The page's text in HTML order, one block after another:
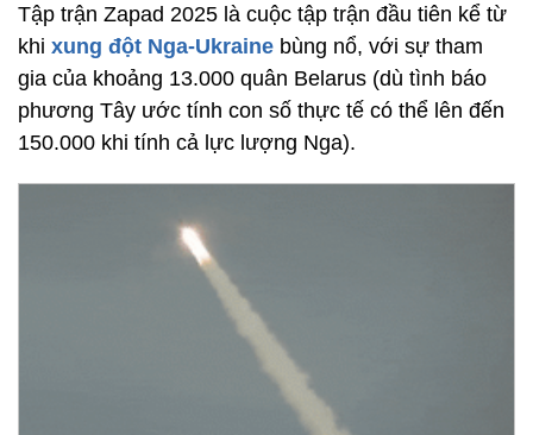
Tập trận Zapad 2025 là cuộc tập trận đầu tiên kể từ
khi xung đột Nga-Ukraine bùng nổ, với sự tham
gia của khoảng 13.000 quân Belarus (dù tình báo
phương Tây ước tính con số thực tế có thể lên đến
150.000 khi tính cả lực lượng Nga).